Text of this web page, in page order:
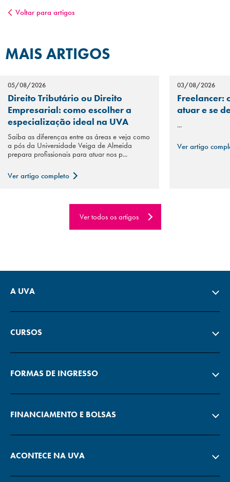
Voltar para artigos
MAIS ARTIGOS
05/08/2026
Direito Tributário ou Direito
Empresarial: como escolher a
especialização ideal na UVA
Saiba as diferenças entre as áreas e veja como
a pós da Universidade Veiga de Almeida
prepara profissionais para atuar nos p...
Ver artigo completo
03/08/2026
Freelancer:
atuar e se
...
Ver artigo
Ver todos os artigos
A UVA
CURSOS
FORMAS DE INGRESSO
FINANCIAMENTO E BOLSAS
ACONTECE NA UVA